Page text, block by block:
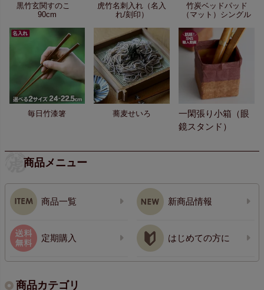
黒竹玄関すのこ
90cm
虎竹名刺入れ（名入
れ/刻印）
竹炭ベッドパッド
（マット）シングル
毎日竹漆箸 蕎麦せいろ
一閑張り小箱（眼
鏡スタンド）
商品メニュー
商品一覧 新商品情報
定期購入 はじめての方に
商品カテゴリ